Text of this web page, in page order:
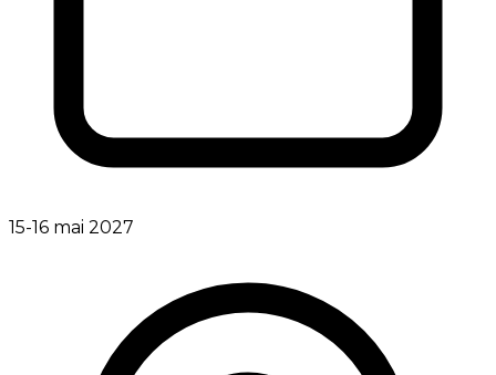
15-16 mai 2027